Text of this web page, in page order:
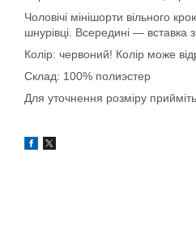
Чоловічі мінішорти вільного
шнурівці. Всередині — вставка з
Колір: червоний! Колір може
Склад: 100% полиэстер
Для уточнення розміру